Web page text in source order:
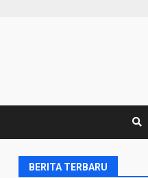
BERITA TERBARU